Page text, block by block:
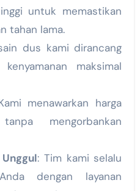
untuk memastikan
tahan lama.
dus kami dirancang
maksimal
menawarkan harga
mengorbankan
: Tim kami selalu
dengan layanan